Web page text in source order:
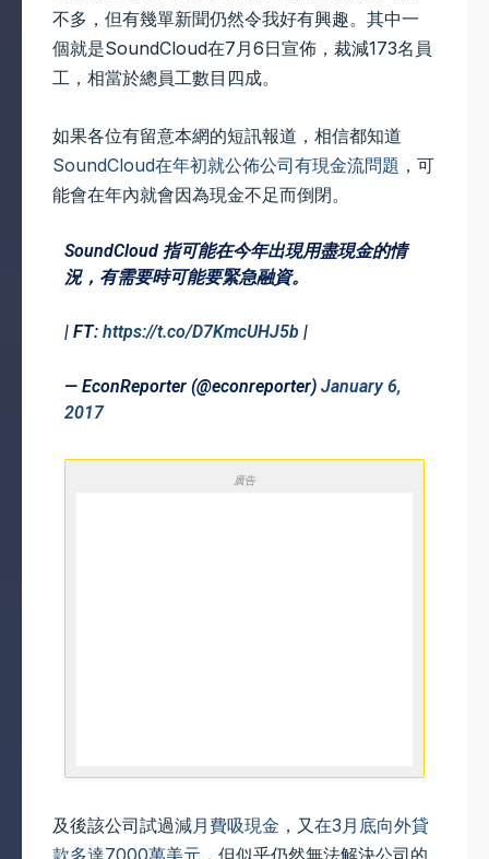
不多，但有幾單新聞仍然令我好有興趣。其中一
個就是SoundCloud在7月6日宣佈，裁減173名員
工，相當於總員工數目四成。
如果各位有留意本網的短訊報道，相信都知道
SoundCloud在年初就公佈公司有現金流問題 ，可
能會在年內就會因為現金不足而倒閉。
SoundCloud 指可能在今年出現用盡現金的情
況，有需要時可能要緊急融資。
| FT: https://t.co/D7KmcUHJ5b|
— EconReporter (@econreporter) January 6,
2017
廣告
及後該公司試過減月費吸現金 ，又在3月底向外貸